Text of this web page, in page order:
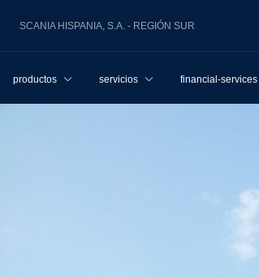
SCANIA HISPANIA, S.A. - REGIÓN SUR
productos servicios financial-services